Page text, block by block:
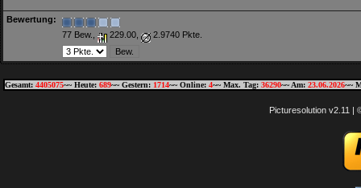
Bewertung:
77 Bew.,
229.00, 2.9740 Pkte.
Gesamt: 4405075~~ Heute: 689~~ Gestern: 1714~~ Online: 4~~ Max. Tag: 36290~~ Am: 23.06.2026~~
Picturesolution v2.11 |